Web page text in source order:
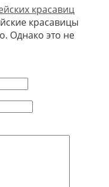
красавиц
красавицы
Однако это не